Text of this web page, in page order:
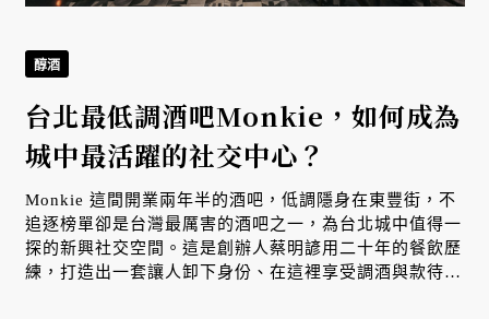
醇酒
台北最低調酒吧Monkie，如何成為
城中最活躍的社交中心？
Monkie 這間開業兩年半的酒吧，低調隱身在東豐街，不
追逐榜單卻是台灣最厲害的酒吧之一，為台北城中值得一
探的新興社交空間。這是創辦人蔡明諺用二十年的餐飲歷
練，打造出一套讓人卸下身份、在這裡享受調酒與款待的